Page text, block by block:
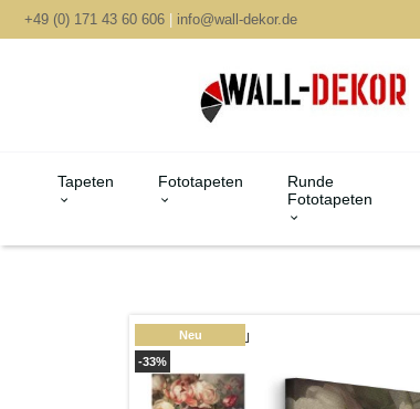
+49 (0) 171 43 60 606 | info@wall-dekor.de
Tapeten Fototapeten
Runde
Fototapeten
-33%
Neu